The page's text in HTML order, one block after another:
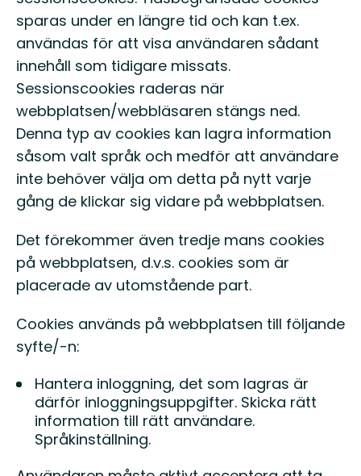
sparas under en längre tid och kan t.ex.
användas för att visa användaren sådant
innehåll som tidigare missats.
Sessionscookies raderas när
webbplatsen/webbläsaren stängs ned.
Denna typ av cookies kan lagra information
såsom valt språk och medför att användare
inte behöver välja om detta på nytt varje
gång de klickar sig vidare på webbplatsen.
Det förekommer även tredje mans cookies
på webbplatsen, d.v.s. cookies som är
placerade av utomstående part.
Cookies används på webbplatsen till följande
syfte/-n:
Hantera inloggning, det som lagras är
därför inloggningsuppgifter. Skicka rätt
information till rätt användare.
Språkinställning.